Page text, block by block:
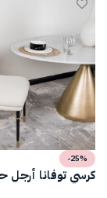
-25%
كرسي توفانا أرجل